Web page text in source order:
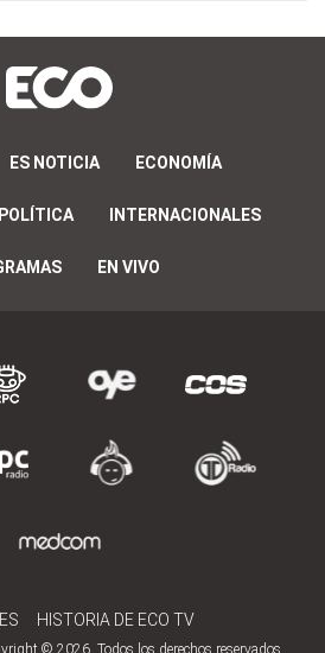
ES NOTICIA ECONOMÍA
POLÍTICA INTERNACIONALES
EN VIVO
HISTORIA DE ECO TV